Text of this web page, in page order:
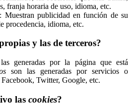
franja horaria de uso, idioma, etc.
Muestran publicidad en función de su
procedencia, idioma, etc.
y las de terceros?
generadas por la página que está
son las generadas por servicios o
Twitter, Google, etc.
las cookies?